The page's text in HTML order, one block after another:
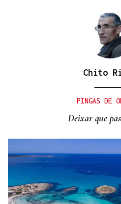
Chito
PINGAS DE
Deixar que